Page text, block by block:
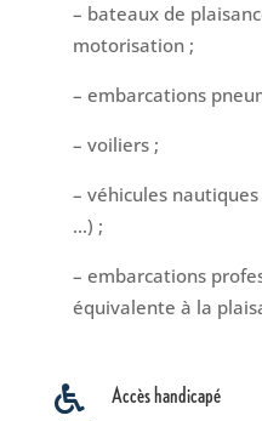
– bateaux de
motorisation ;
– embarcations
– voiliers ;
– véhicules
…) ;
– embarcations
équivalente à la
 Accès handicapé